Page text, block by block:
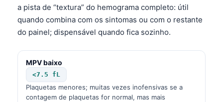
a pista de “textura” do hemograma completo: útil
quando combina com os sintomas ou com o restante
do painel; dispensável quando fica sozinho.
MPV baixo
<7.5 fL
Plaquetas menores; muitas vezes inofensivas se a
contagem de plaquetas for normal, mas mais